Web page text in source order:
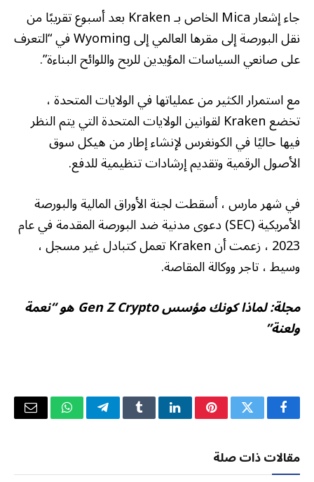
جاء إشعار Mica الخاص بـ Kraken بعد أسبوع تقريبًا من
نقل البورصة إلى مقرها العالمي إلى Wyoming في “التعرف
على صانعي السياسات المؤيدين للربح واللوائح البناءة”.
مع استمرار الكثير من عملياتها في الولايات المتحدة ،
تخضع Kraken لقوانين الولايات المتحدة التي يتم النظر
فيها حاليًا في الكونغرس لإنشاء إطار من هيكل سوق
الأصول الرقمية وتقديم إرشادات تنظيمية للدفع.
في شهر مارس ، أسقطت لجنة الأوراق المالية والبورصة
الأمريكية (SEC) دعوى مدنية ضد البورصة المقدمة في عام
2023 ، زعمت أن Kraken تعمل كتبادل غير مسجل ،
وسيط ، تاجر ووكالة المقاصة.
مجلة:
لماذا كونك مؤسس Gen Z Crypto هو “نعمة
ولعنة”
فيسبوكتويتر بينتيريستلينكدإنTumblrتيلقرامواتسابالبريد
مقالات ذات صلة